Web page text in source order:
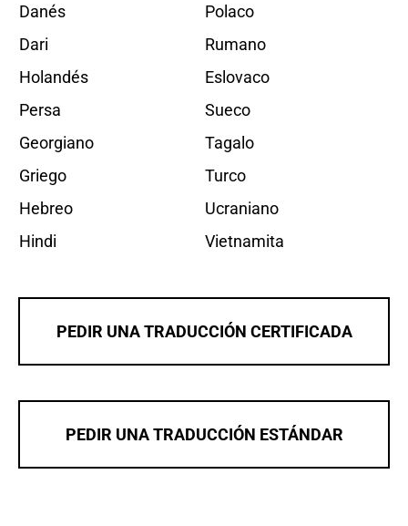
Danés
Dari
Holandés
Persa
Georgiano
Griego
Hebreo
Hindi
Polaco
Rumano
Eslovaco
Sueco
Tagalo
Turco
Ucraniano
Vietnamita
PEDIR UNA TRADUCCIÓN CERTIFICADA
PEDIR UNA TRADUCCIÓN ESTÁNDAR